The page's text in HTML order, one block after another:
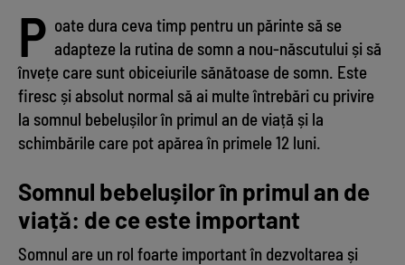
P oate dura ceva timp pentru un părinte să se
adapteze la rutina de somn a nou-născutului și să
învețe care sunt obiceiurile sănătoase de somn. Este
firesc și absolut normal să ai multe întrebări cu privire
la somnul bebelușilor în primul an de viață și la
schimbările care pot apărea în primele 12 luni.
Somnul bebelușilor în primul an de
viață: de ce este important
Somnul are un rol foarte important în dezvoltarea și